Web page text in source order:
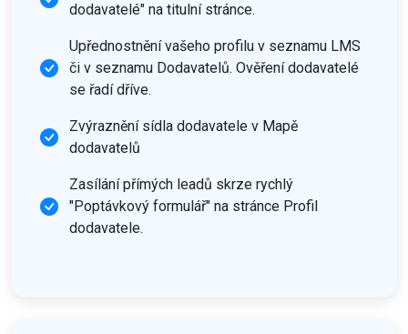
dodavatelé" na titulní stránce.
Upřednostnění vašeho profilu v seznamu LMS
či v seznamu Dodavatelů. Ověření dodavatelé
se řadí dříve.
Zvýraznění sídla dodavatele v Mapě
dodavatelů
Zasílání přímých leadů skrze rychlý
"Poptávkový formulář" na stránce Profil
dodavatele.